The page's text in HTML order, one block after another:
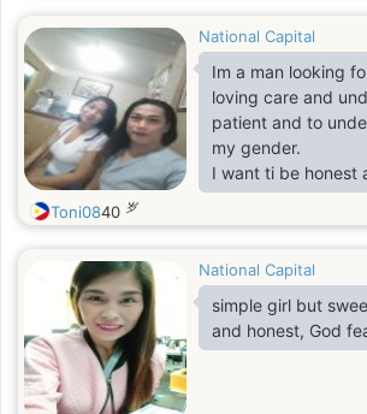
National Capital
Im a man looking
loving care and
patient and to
my gender.
I want ti be honest
anyone chatting
Toni0840 岁
National Capital
simple girl but
and honest, God